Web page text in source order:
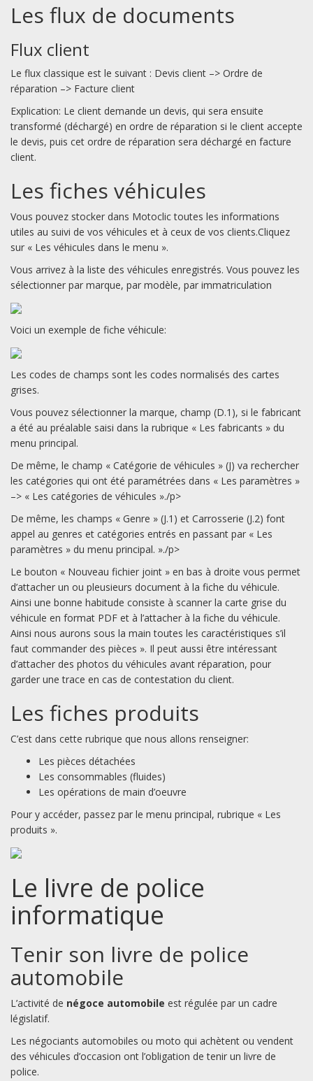
Les flux de documents
Flux client
Le flux classique est le suivant : Devis client –> Ordre de
réparation –> Facture client
Explication: Le client demande un devis, qui sera ensuite
transformé (déchargé) en ordre de réparation si le client accepte
le devis, puis cet ordre de réparation sera déchargé en facture
client.
Les fiches véhicules
Vous pouvez stocker dans Motoclic toutes les informations
utiles au suivi de vos véhicules et à ceux de vos clients.Cliquez
sur « Les véhicules dans le menu ».
Vous arrivez à la liste des véhicules enregistrés. Vous pouvez les
sélectionner par marque, par modèle, par immatriculation
Voici un exemple de fiche véhicule:
Les codes de champs sont les codes normalisés des cartes
grises.
Vous pouvez sélectionner la marque, champ (D.1), si le fabricant
a été au préalable saisi dans la rubrique « Les fabricants » du
menu principal.
De même, le champ « Catégorie de véhicules » (J) va rechercher
les catégories qui ont été paramétrées dans « Les paramètres »
–> « Les catégories de véhicules »./p>
De même, les champs « Genre » (J.1) et Carrosserie (J.2) font
appel au genres et catégories entrés en passant par « Les
paramètres » du menu principal. »./p>
Le bouton « Nouveau fichier joint » en bas à droite vous permet
d’attacher un ou pleusieurs document à la fiche du véhicule.
Ainsi une bonne habitude consiste à scanner la carte grise du
véhicule en format PDF et à l’attacher à la fiche du véhicule.
Ainsi nous aurons sous la main toutes les caractéristiques s’il
faut commander des pièces ». Il peut aussi être intéressant
d’attacher des photos du véhicules avant réparation, pour
garder une trace en cas de contestation du client.
Les fiches produits
C’est dans cette rubrique que nous allons renseigner:
Les pièces détachées
Les consommables (fluides)
Les opérations de main d’oeuvre
Pour y accéder, passez par le menu principal, rubrique « Les
produits ».
Le livre de police
informatique
Tenir son livre de police
automobile
L’activité de négoce automobile est régulée par un cadre
législatif.
Les négociants automobiles ou moto qui achètent ou vendent
des véhicules d’occasion ont l’obligation de tenir un livre de
police.